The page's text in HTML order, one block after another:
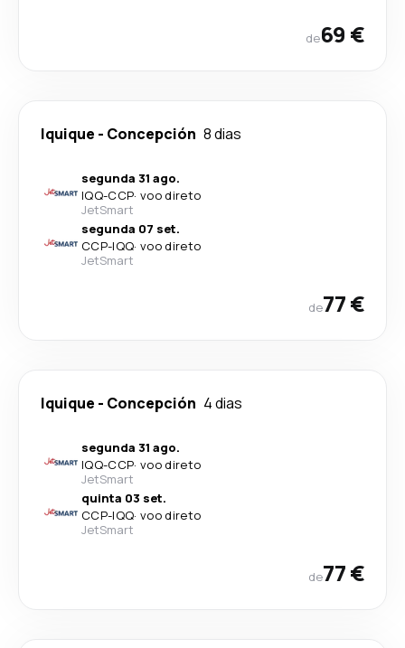
de69 €
Iquique - Concepción 8 dias
segunda 31 ago.
IQQ-CCP· voo direto
JetSmart
segunda 07 set.
CCP-IQQ· voo direto
JetSmart
de77 €
Iquique - Concepción 4 dias
segunda 31 ago.
IQQ-CCP· voo direto
JetSmart
quinta 03 set.
CCP-IQQ· voo direto
JetSmart
de77 €